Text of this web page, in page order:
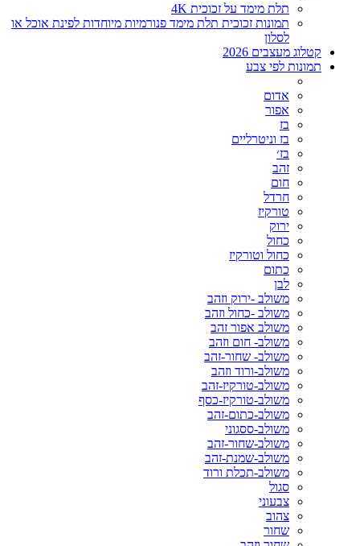
תלת מימד על זכוכית 4K
תמונות זכוכית תלת מימד פנורמיות מיוחדות לפינת אוכל או
לסלון
קטלוג מעצבים 2026
תמונות לפי צבע
אדום
אפור
בז
בז וניטרליים
בז׳
זהב
חום
חרדל
טורקיז
ירוק
כחול
כחול וטורקיז
כתום
לבן
משולב -ירוק וזהב
משולב -כחול וזהב
משולב אפור זהב
משולב- חום וזהב
משולב- שחור-זהב
משולב-ורוד וזהב
משולב-טורקיז-זהב
משולב-טורקיז-כסף
משולב-כתום-זהב
משולב-ססגוני
משולב-שחור-זהב
משולב-שמנת-זהב
משולב-תכלת ורוד
סגול
צבעוני
צהוב
שחור